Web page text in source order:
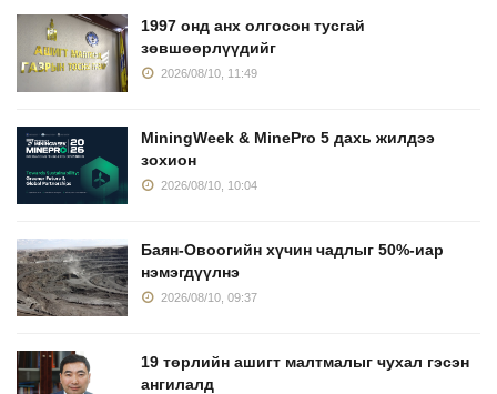
1997 онд анх олгосон тусгай
зөвшөөрлүүдийг
2026/08/10, 11:49
MiningWeek & MinePro 5 дахь жилдээ
зохион
2026/08/10, 10:04
Баян-Овоогийн хүчин чадлыг 50%-иар
нэмэгдүүлнэ
2026/08/10, 09:37
19 төрлийн ашигт малтмалыг чухал гэсэн
ангилалд